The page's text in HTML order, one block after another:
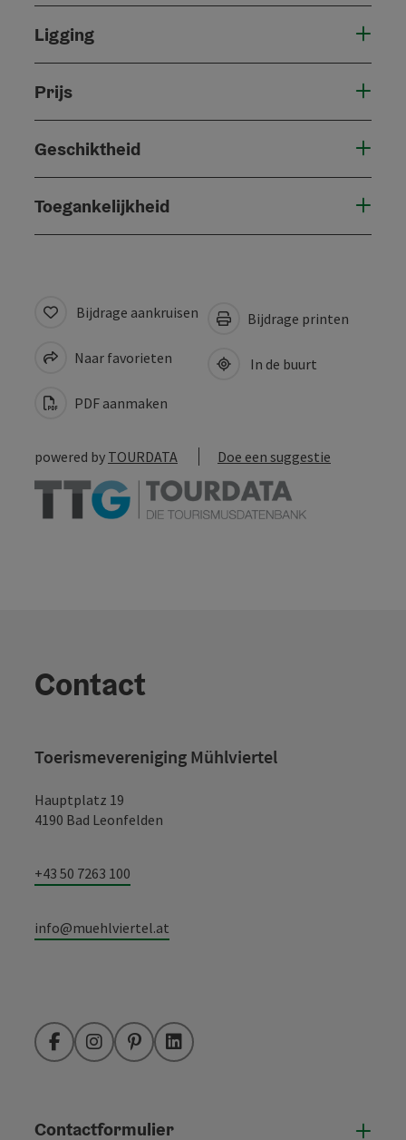
Ligging
Prijs
Geschiktheid
Toegankelijkheid
Bijdrage aankruisen
Naar favorieten
PDF aanmaken
Bijdrage printen
In de buurt
powered by TOURDATA Doe een suggestie
Contact
Toerismevereniging Mühlviertel
Hauptplatz 19
4190 Bad Leonfelden
+43 50 7263 100
info@muehlviertel.at
FacebookInstagramPinterestLinkedIn
Contactformulier